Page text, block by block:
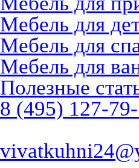
Мебель для
Мебель для
Мебель для
Полезные
8 (495) 127-